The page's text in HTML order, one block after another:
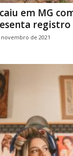
em MG
registro
novembro de 2021